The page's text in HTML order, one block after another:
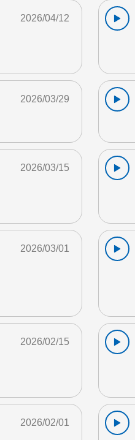
2026/04/12
2026/03/29
2026/03/15
2026/03/01
2026/02/15
2026/02/01